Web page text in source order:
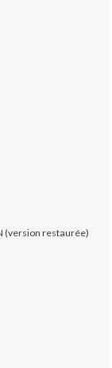
(version restaurée)